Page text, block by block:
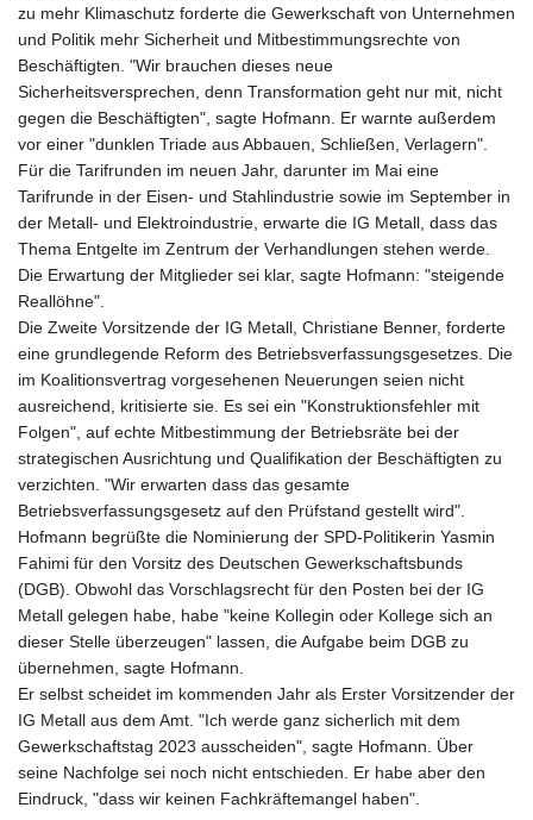
INR 109.83378
IQD 1510.89449
IRR
1585920.982023
ISK 142.572116
JEP 0.857346
JMD 183.168441
JOD 0.817863
JPY 182.641857
KES 149.279328
KGS 100.875887
KMF 492.554315
KRW 1633.35962
KWD 0.3563
KYD 0.961169
KZT 540.560026
LAK 26041.078389
LBP
103284.103894
LKR 386.869037
LRD 208.186862
LSL 18.737893
LTL 3.406053
LVL 0.697755
MAD 10.74989
MDL 20.056874
MGA 4921.849865
MKD 61.568318
MMK 2421.882171
zu mehr Klimaschutz forderte die Gewerkschaft von Unternehmen
und Politik mehr Sicherheit und Mitbestimmungsrechte von
Beschäftigten. "Wir brauchen dieses neue
Sicherheitsversprechen, denn Transformation geht nur mit, nicht
gegen die Beschäftigten", sagte Hofmann. Er warnte außerdem
vor einer "dunklen Triade aus Abbauen, Schließen, Verlagern".
Für die Tarifrunden im neuen Jahr, darunter im Mai eine
Tarifrunde in der Eisen- und Stahlindustrie sowie im September in
der Metall- und Elektroindustrie, erwarte die IG Metall, dass das
Thema Entgelte im Zentrum der Verhandlungen stehen werde.
Die Erwartung der Mitglieder sei klar, sagte Hofmann: "steigende
Reallöhne".
Die Zweite Vorsitzende der IG Metall, Christiane Benner, forderte
eine grundlegende Reform des Betriebsverfassungsgesetzes. Die
im Koalitionsvertrag vorgesehenen Neuerungen seien nicht
ausreichend, kritisierte sie. Es sei ein "Konstruktionsfehler mit
Folgen", auf echte Mitbestimmung der Betriebsräte bei der
strategischen Ausrichtung und Qualifikation der Beschäftigten zu
verzichten. "Wir erwarten dass das gesamte
Betriebsverfassungsgesetz auf den Prüfstand gestellt wird".
Hofmann begrüßte die Nominierung der SPD-Politikerin Yasmin
Fahimi für den Vorsitz des Deutschen Gewerkschaftsbunds
(DGB). Obwohl das Vorschlagsrecht für den Posten bei der IG
Metall gelegen habe, habe "keine Kollegin oder Kollege sich an
dieser Stelle überzeugen" lassen, die Aufgabe beim DGB zu
übernehmen, sagte Hofmann.
Er selbst scheidet im kommenden Jahr als Erster Vorsitzender der
IG Metall aus dem Amt. "Ich werde ganz sicherlich mit dem
Gewerkschaftstag 2023 ausscheiden", sagte Hofmann. Über
seine Nachfolge sei noch nicht entschieden. Er habe aber den
Eindruck, "dass wir keinen Fachkräftemangel haben".